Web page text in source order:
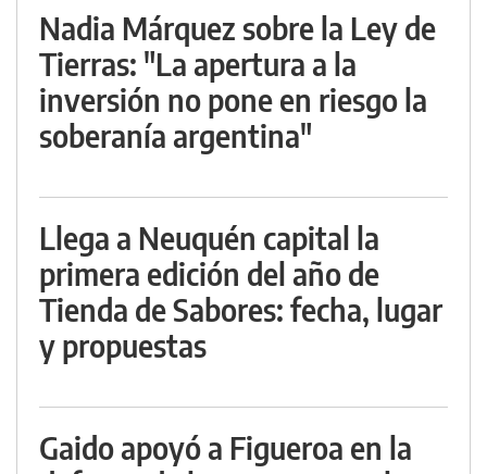
Nadia Márquez sobre la Ley de
Tierras: "La apertura a la
inversión no pone en riesgo la
soberanía argentina"
Llega a Neuquén capital la
primera edición del año de
Tienda de Sabores: fecha, lugar
y propuestas
Gaido apoyó a Figueroa en la